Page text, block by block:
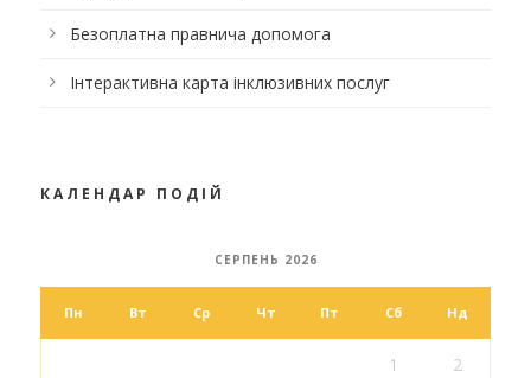
Безоплатна правнича допомога
Інтерактивна карта інклюзивних послуг
КАЛЕНДАР ПОДІЙ
СЕРПЕНЬ 2026
Пн Вт Ср Чт Пт Сб Нд
1 2